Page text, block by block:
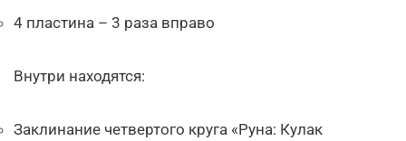
4 пластина – 3 раза вправо
Внутри находятся:
Заклинание четвертого круга «Руна: Кулак